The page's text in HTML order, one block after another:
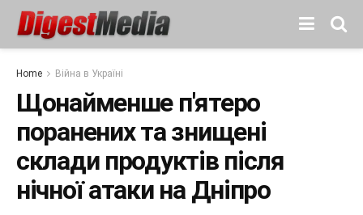
Home Війна в Україні
Щонайменше п'ятеро
поранених та знищені
склади продуктів після
нічної атаки на Дніпро